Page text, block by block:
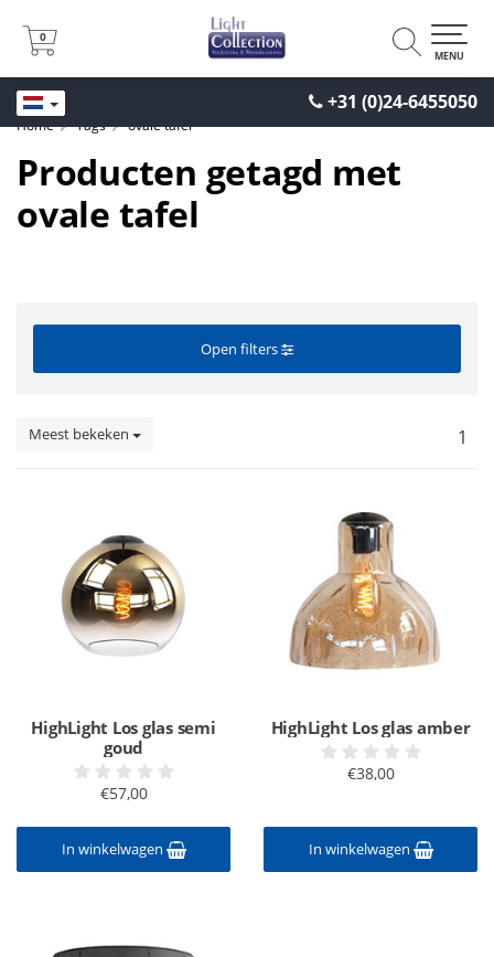
+31 (0)24-6455050
0
0
MENU
Home Tags ovale tafel
Producten getagd met
ovale tafel
Open filters
Meest bekeken 1
HighLight Los glas semi
goud
€57,00
In winkelwagen
HighLight Los glas amber
€38,00
In winkelwagen